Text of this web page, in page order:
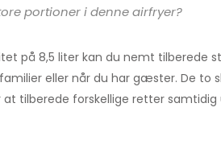
portioner i denne airfryer?
på 8,5 liter kan du nemt tilberede
eller når du har gæster. De to
tilberede forskellige retter samtidig